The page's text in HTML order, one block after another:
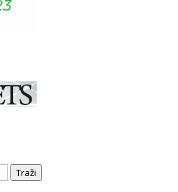
Traži